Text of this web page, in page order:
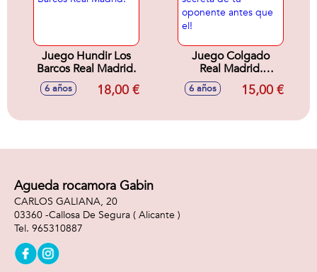
Juego Hundir Los
Barcos Real Madrid.
6 años 18,00 €
Juego Colgado
Real Madrid.
¡Descubre la
palabra secreta de
que el!
6 años 15,00 €
Agueda rocamora Gabin
CARLOS GALIANA, 20
03360 -Callosa De Segura ( Alicante )
965310887